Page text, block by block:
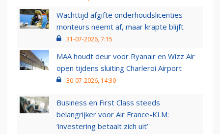
Wachttijd afgifte onderhoudslicenties
monteurs neemt af, maar krapte blijft
31-07-2026, 7:15
MAA houdt deur voor Ryanair en Wizz Air
open tijdens sluiting Charleroi Airport
30-07-2026, 14:30
Business en First Class steeds
belangrijker voor Air France-KLM:
‘investering betaalt zich uit’